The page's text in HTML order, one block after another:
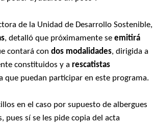
de la Unidad de Desarrollo Sostenible,
, detalló que próximamente seemitirá
contará condos modalidades, dirigida a
constituidos y arescatistas
que puedan participar en este programa.
en el caso por supuesto de albergues
pues sí se les pide copia del acta